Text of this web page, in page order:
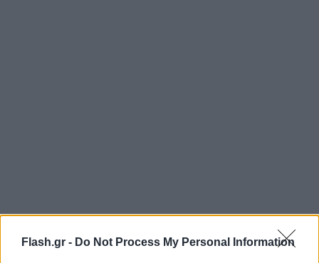
Flash.gr - Do Not Process My Personal Information